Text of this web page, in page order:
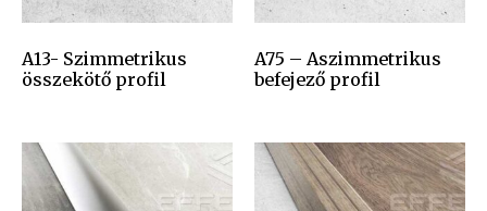
A13- Szimmetrikus
összekötő profil
A75 – Aszimmetrikus
befejező profil